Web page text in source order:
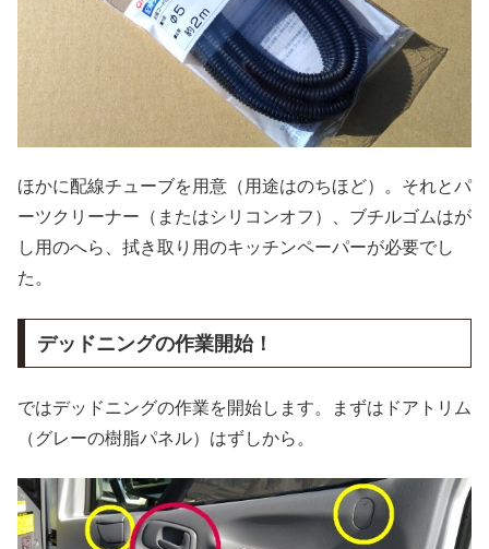
ほかに配線チューブを用意（用途はのちほど）。それとパ
ーツクリーナー（またはシリコンオフ）、ブチルゴムはが
し用のへら、拭き取り用のキッチンペーパーが必要でし
た。
デッドニングの作業開始！
ではデッドニングの作業を開始します。まずはドアトリム
（グレーの樹脂パネル）はずしから。